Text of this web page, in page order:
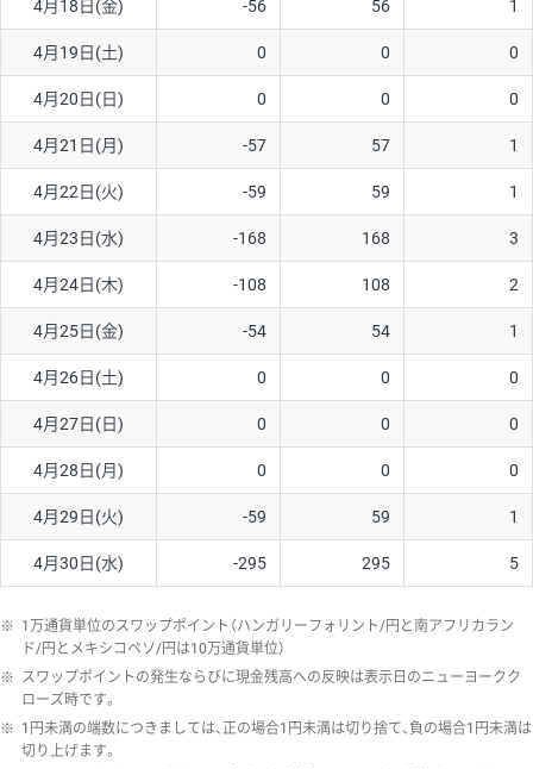
ソ/円は10万通貨単位。
4月18日(金) -56 56 1
4月19日(土) 0 0 0
4月20日(日) 0 0 0
4月21日(月) -57 57 1
4月22日(火) -59 59 1
4月23日(水) -168 168 3
4月24日(木) -108 108 2
4月25日(金) -54 54 1
4月26日(土) 0 0 0
4月27日(日) 0 0 0
4月28日(月) 0 0 0
4月29日(火) -59 59 1
4月30日(水) -295 295 5
※ 1万通貨単位のスワップポイント（ハンガリーフォリント/円と南アフリカラン
ド/円とメキシコペソ/円は10万通貨単位）
※ スワップポイントの発生ならびに現金残高への反映は表示日のニューヨークク
ローズ時です。
※ 1円未満の端数につきましては、正の場合1円未満は切り捨て、負の場合1円未満は
切り上げます。